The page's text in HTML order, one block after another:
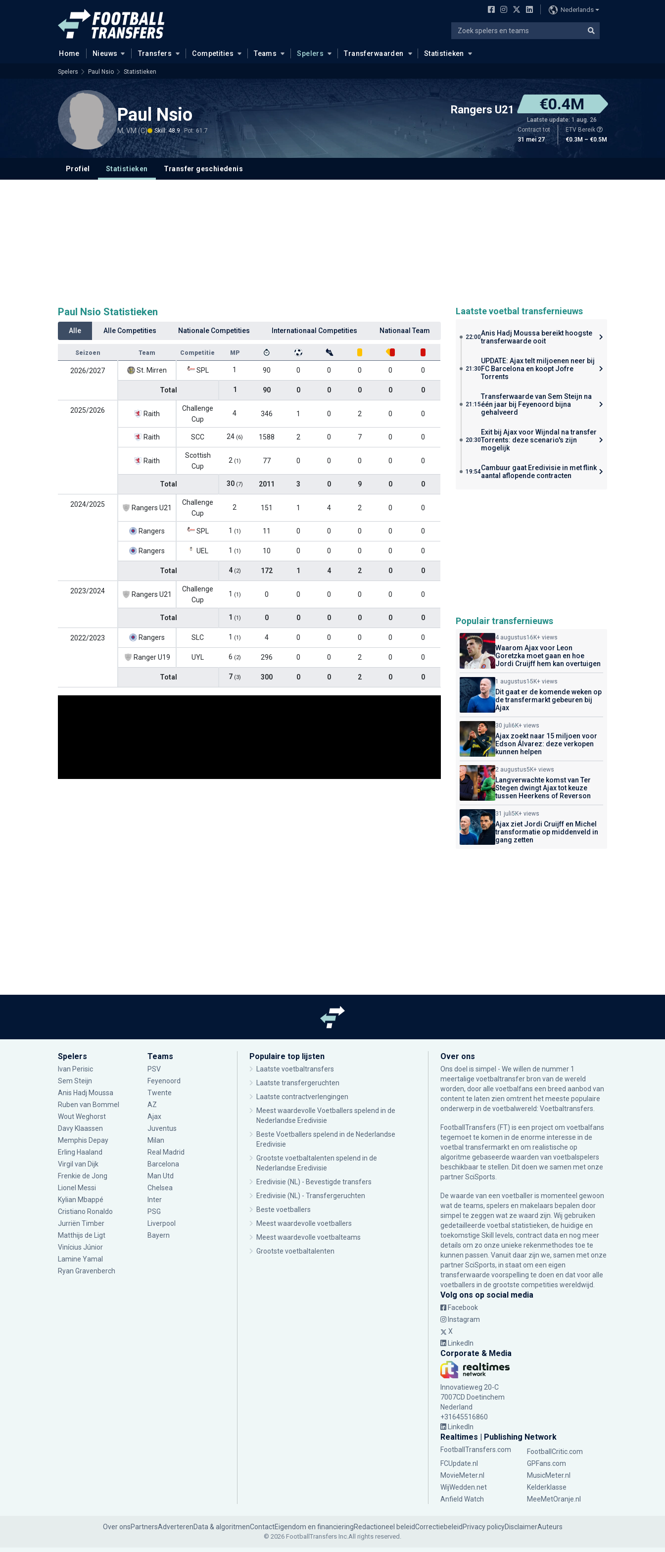
Nederlands
Home Nieuws Transfers Competities Teams Spelers Transferwaarden Statistieken
Spelers Paul Nsio Statistieken
Paul Nsio
M, VM (C) Skill: 48.9 Pot: 61.7
Rangers U21 €0.4M
Laatste update: 1 aug. 26
Contract tot
31 mei 27
ETV Bereik
€0.3M – €0.5M
Profiel Statistieken Transfer geschiedenis
Paul Nsio Statistieken
Alle Alle Competities Nationale Competities Internationaal Competities Nationaal Team
Seizoen Team Competitie MP
2026/2027 St. Mirren SPL 1 90 0 0 0 0 0
Total 1 90 0 0 0 0 0
2025/2026 Raith
Challenge
Cup
4 346 1 0 2 0 0
Raith SCC 24 (6) 1588 2 0 7 0 0
Raith
Scottish
Cup
2 (1) 77 0 0 0 0 0
Total 30 (7) 2011 3 0 9 0 0
2024/2025 Rangers U21
Challenge
Cup
2 151 1 4 2 0 0
Rangers SPL 1 (1) 11 0 0 0 0 0
Rangers UEL 1 (1) 10 0 0 0 0 0
Total 4 (2) 172 1 4 2 0 0
2023/2024 Rangers U21
Challenge
Cup
1 (1) 0 0 0 0 0 0
Total 1 (1) 0 0 0 0 0 0
2022/2023 Rangers SLC 1 (1) 4 0 0 0 0 0
Ranger U19 UYL 6 (2) 296 0 0 2 0 0
Total 7 (3) 300 0 0 2 0 0
Laatste voetbal transfernieuws
22:00Anis Hadj Moussa bereikt hoogste
transferwaarde ooit
21:30
UPDATE: Ajax telt miljoenen neer bij
FC Barcelona en koopt Jofre
Torrents
21:15
Transferwaarde van Sem Steijn na
één jaar bij Feyenoord bijna
gehalveerd
20:30
Exit bij Ajax voor Wijndal na transfer
Torrents: deze scenario's zijn
mogelijk
19:54Cambuur gaat Eredivisie in met flink
aantal aflopende contracten
Populair transfernieuws
4 augustus16K+ views
Waarom Ajax voor Leon
Goretzka moet gaan en hoe
Jordi Cruijff hem kan overtuigen
1 augustus15K+ views
Dit gaat er de komende weken op
de transfermarkt gebeuren bij
Ajax
30 juli6K+ views
Ajax zoekt naar 15 miljoen voor
Edson Álvarez: deze verkopen
kunnen helpen
2 augustus5K+ views
Langverwachte komst van Ter
Stegen dwingt Ajax tot keuze
tussen Heerkens of Reverson
31 juli5K+ views
Ajax ziet Jordi Cruijff en Michel
transformatie op middenveld in
gang zetten
Spelers
Ivan Perisic
Sem Steijn
Anis Hadj Moussa
Ruben van Bommel
Wout Weghorst
Davy Klaassen
Memphis Depay
Erling Haaland
Virgil van Dijk
Frenkie de Jong
Lionel Messi
Kylian Mbappé
Cristiano Ronaldo
Jurriën Timber
Matthijs de Ligt
Vinícius Júnior
Lamine Yamal
Ryan Gravenberch
Teams
PSV
Feyenoord
Twente
AZ
Ajax
Juventus
Milan
Real Madrid
Barcelona
Man Utd
Chelsea
Inter
PSG
Liverpool
Bayern
Populaire top lijsten
Laatste voetbaltransfers
Laatste transfergeruchten
Laatste contractverlengingen
Meest waardevolle Voetballers spelend in de
Nederlandse Eredivisie
Beste Voetballers spelend in de Nederlandse
Eredivisie
Grootste voetbaltalenten spelend in de
Nederlandse Eredivisie
Eredivisie (NL) - Bevestigde transfers
Eredivisie (NL) - Transfergeruchten
Beste voetballers
Meest waardevolle voetballers
Meest waardevolle voetbalteams
Grootste voetbaltalenten
Over ons
Ons doel is simpel - We willen de nummer 1
meertalige voetbaltransfer bron van de wereld
worden, door alle voetbalfans een breed aanbod van
content te laten zien omtrent het meeste populaire
onderwerp in de voetbalwereld: Voetbaltransfers.
FootballTransfers (FT) is een project om voetbalfans
tegemoet te komen in de enorme interesse in de
voetbal transfermarkt en om realistische op
algoritme gebaseerde waarden van voetbalspelers
beschikbaar te stellen. Dit doen we samen met onze
partnerSciSports
De waarde van een voetballer is momenteel gewoon
wat de teams, spelers en makelaars bepalen door
simpel te zeggen wat ze waard zijn. Wij gebruiken
gedetailleerde voetbal statistieken, de huidige en
toekomstige Skill levels, contract data en nog meer
details om zo onze unieke rekenmethodes toe te
kunnen passen. Vanuit daar zijn we, samen met onze
partner SciSports, in staat om een eigen
transferwaarde voorspelling te doen en dat voor alle
voetballers in de grootste competities wereldwijd.
Volg ons op social media
Facebook
Instagram
X
LinkedIn
Corporate & Media
Innovatieweg 20-C
7007CD Doetinchem
Nederland
+31645516860
LinkedIn
Realtimes | Publishing Network
FootballTransfers.com
FootballCritic.com
FCUpdate.nl
GPFans.com
MovieMeter.nl
MusicMeter.nl
WijWedden.net
Kelderklasse
Anfield Watch
MeeMetOranje.nl
Over onsPartnersAdverterenData & algoritmenContactEigendom en financieringRedactioneel beleidCorrectiebeleid Privacy policyDisclaimerAuteurs
© 2026 FootballTransfers Inc.All rights reserved.